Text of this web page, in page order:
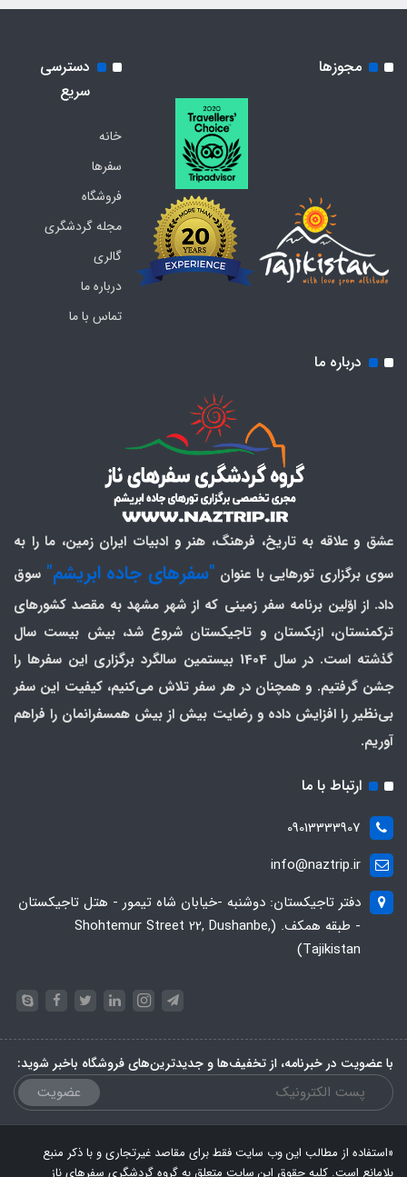
مجوزها
دسترسی
سریع
خانه
سفرها
فروشگاه
مجله گردشگری
گالری
درباره ما
تماس با ما
درباره ما
عشق و علاقه به تاریخ، فرهنگ، هنر و ادبیات ایران زمین، ما را به
سوی برگزاری تورهایی با عنوان "سفرهای جاده ابریشم" سوق
داد. از اوّلین برنامه سفر زمینی که از شهر مشهد به مقصد کشورهای
ترکمنستان، ازبکستان و تاجیکستان شروع شد، بیش بیست سال
گذشته است. در سال 1404 بیستمین سالگرد برگزاری این سفرها را
جشن گرفتیم. و همچنان در هر سفر تلاش می‌کنیم، کیفیت این سفر
بی‌نظیر را افزایش داده و رضایت بیش از بیش همسفرانمان را فراهم
آوریم.
ارتباط با ما
09013333907
info@naztrip.ir
دفتر تاجیکستان: دوشنبه -خیابان شاه تیمور - هتل تاجیکستان
- طبقه همکف. (Shohtemur Street 22, Dushanbe,
Tajikistan)
با عضویت در خبرنامه، از تخفیف‌ها و جدیدترین‌های فروشگاه باخبر شوید:
عضویت
«استفاده از مطالب این وب سایت فقط برای مقاصد غیرتجاری و با ذکر منبع